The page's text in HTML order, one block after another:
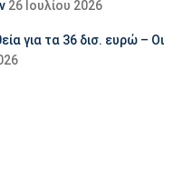
26 Ιουλίου 2026
για τα 36 δισ. ευρώ – Οι